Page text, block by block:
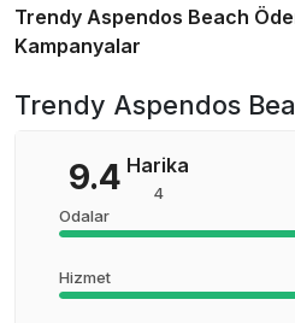
Trendy Aspendos Beach
Kampanyalar
Trendy Aspendos
9.4 Harika
4
Odalar
Hizmet